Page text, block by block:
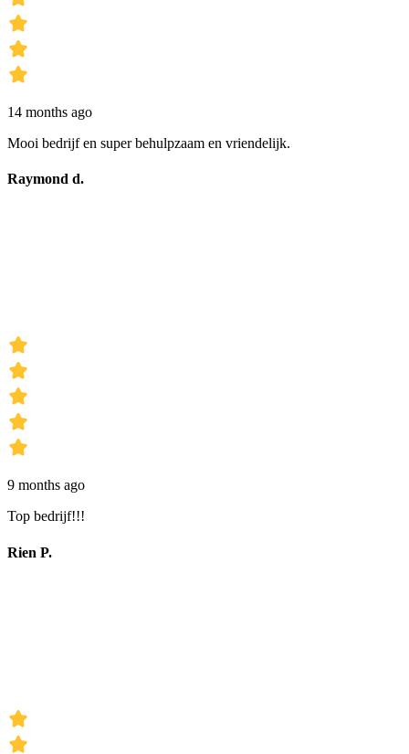
14 months ago
Mooi bedrijf en super behulpzaam en vriendelijk.
Raymond d.
9 months ago
Top bedrijf!!!
Rien P.